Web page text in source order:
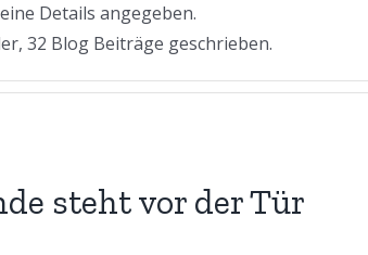
Details angegeben.
32 Blog Beiträge geschrieben.
steht vor der Tür